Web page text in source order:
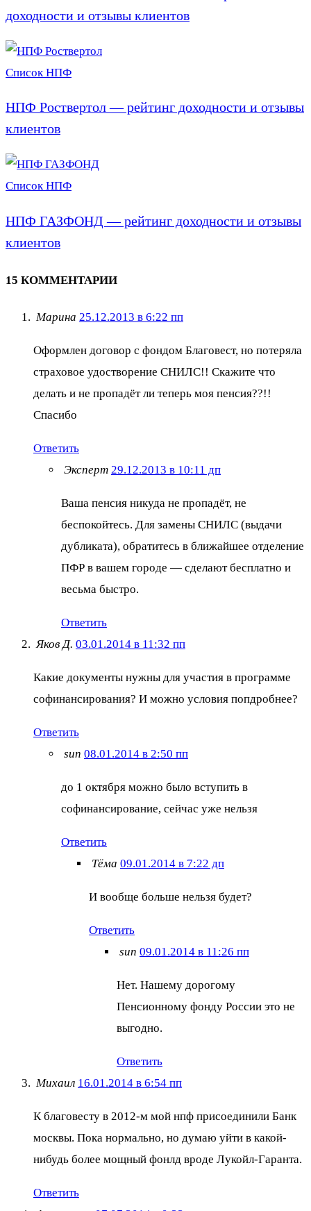
доходности и отзывы клиентов
Список НПФ
НПФ Роствертол — рейтинг доходности и отзывы
клиентов
Список НПФ
НПФ ГАЗФОНД — рейтинг доходности и отзывы
клиентов
15 КОММЕНТАРИИ
Марина 25.12.2013 в 6:22 пп
Оформлен договор с фондом Благовест, но потеряла
страховое удостворение СНИЛС!! Скажите что
делать и не пропадёт ли теперь моя пенсия??!!
Спасибо
Ответить
Эксперт 29.12.2013 в 10:11 дп
Ваша пенсия никуда не пропадёт, не
беспокойтесь. Для замены СНИЛС (выдачи
дубликата), обратитесь в ближайшее отделение
ПФР в вашем городе — сделают бесплатно и
весьма быстро.
Ответить
Яков Д. 03.01.2014 в 11:32 пп
Какие документы нужны для участия в программе
софинансирования? И можно условия попдробнее?
Ответить
sun 08.01.2014 в 2:50 пп
до 1 октября можно было вступить в
софинансирование, сейчас уже нельзя
Ответить
Тёма 09.01.2014 в 7:22 дп
И вообще больше нельзя будет?
Ответить
sun 09.01.2014 в 11:26 пп
Нет. Нашему дорогому
Пенсионному фонду России это не
выгодно.
Ответить
Михаил 16.01.2014 в 6:54 пп
К благовесту в 2012-м мой нпф присоединили Банк
москвы. Пока нормально, но думаю уйти в какой-
нибудь более мощный фонлд вроде Лукойл-Гаранта.
Ответить